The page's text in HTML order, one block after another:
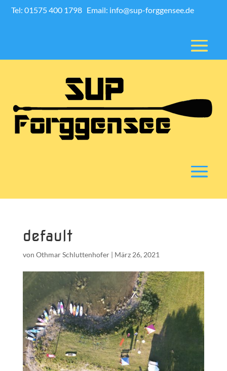
Tel: 01575 400 1798 Email: info@sup-forggensee.de
default
von Othmar Schluttenhofer| März 26, 2021